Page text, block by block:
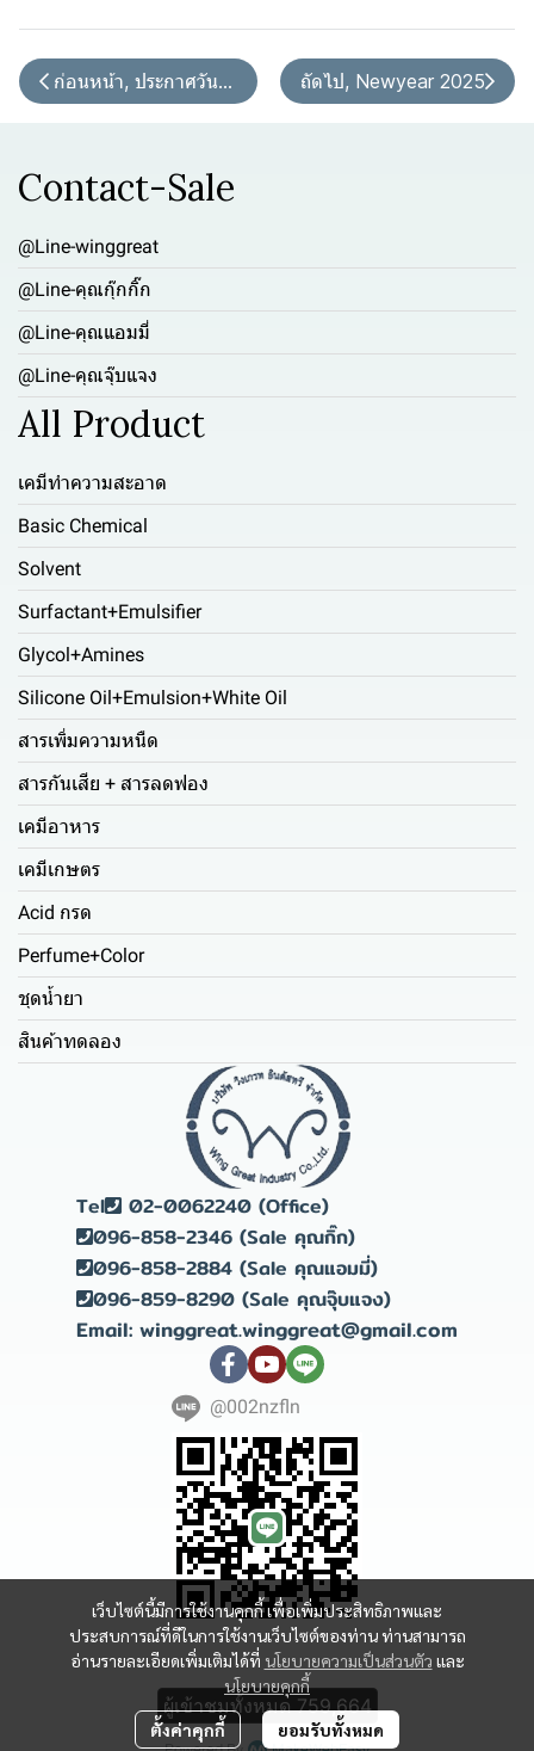
ก่อนหน้า, ประกาศวันหยุด ถัดไป, Newyear 2025
เว็บไซต์นี้มีการใช้งานคุกกี้ เพื่อเพิ่มประสิทธิภาพและ
ประสบการณ์ที่ดีในการใช้งานเว็บไซต์ของท่าน ท่านสามารถ
อ่านรายละเอียดเพิ่มเติมได้ที่ นโยบายความเป็นส่วนตัว และ
นโยบายคุกกี้
ตั้งค่าคุกกี้ ยอมรับทั้งหมด
Contact-Sale
@Line-winggreat
@Line-คุณกุ๊กกิ๊ก
@Line-คุณแอมมี่
@Line-คุณจุ๊บแจง
All Product
เคมีทำความสะอาด
Basic Chemical
Solvent
Surfactant+Emulsifier
Glycol+Amines
Silicone Oil+Emulsion+White Oil
สารเพิ่มความหนืด
สารกันเสีย + สารลดฟอง
เคมีอาหาร
เคมีเกษตร
Acid กรด
Perfume+Color
ชุดน้ำยา
สินค้าทดลอง
Tel
02-0062240 (Office)
096-858-2346 (Sale คุณกิ๊ก)
096-858-2884 (Sale คุณแอมมี่)
096-859-8290 (Sale คุณจุ๊บแจง)
Email: winggreat.winggreat@gmail.com
@002nzfln
Copyright 2023 | All Rights Reserved | Powered by winggreat
ผู้เข้าชมทั้งหมด759,664